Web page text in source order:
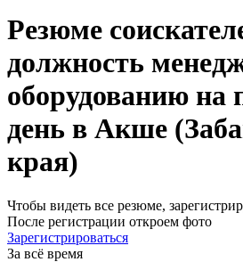
Резюме
должность
оборудованию на
день в Акше
края)
Чтобы видеть все резюме,
После регистрации откроем фото
Зарегистрироваться
За всё время